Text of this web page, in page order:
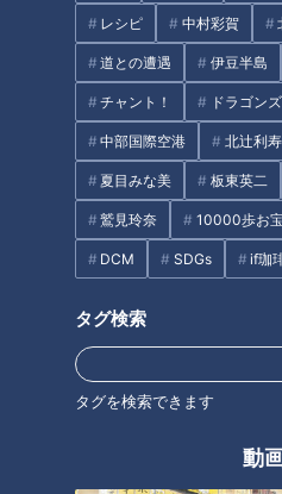
レシピ 中村彩賀
道との遭遇 伊豆半島
チャント！ ドラゴンズ
中部国際空港 北辻利
夏目みな美 板東英二
鷲見玲奈 10000歩お
DCM SDGs if珈
タグ検索
タグを検索できます
動
2000円以下で大満足！愛知県発
祥「ステーキのあさくま」の人
気の秘密とは？最新人気ランキ
ングも発表
エンタメ ステーキ
太田光 石井亮次
オススメ関連コンテンツ